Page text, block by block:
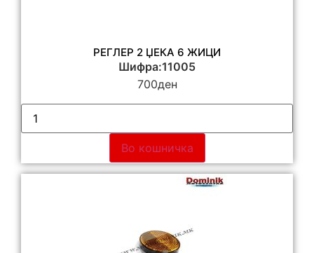
РЕГЛЕР 2 ЏЕКА 6 ЖИЦИ
Шифра:11005
700ден
Во кошничка